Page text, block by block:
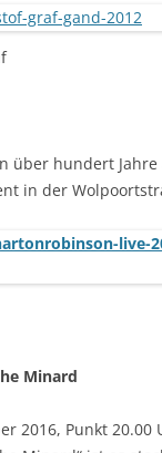
über hundert Jahre
in der
Minard
2016, Punkt 20.00